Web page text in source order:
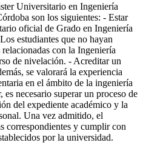
Universitario en Ingeniería
son los siguientes: - Estar
oficial de Grado en Ingeniería
estudiantes que no hayan
con la Ingeniería
de nivelación. - Acreditar un
se valorará la experiencia
en el ámbito de la ingeniería
es necesario superar un proceso de
del expediente académico y la
Una vez admitido, el
correspondientes y cumplir con
por la universidad.